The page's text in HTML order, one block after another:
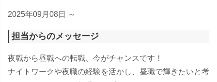
2025年09月08日 ～
担当からのメッセージ
夜職から昼職への転職、今がチャンスです！
ナイトワークや夜職の経験を活かし、昼職で輝きたいと考